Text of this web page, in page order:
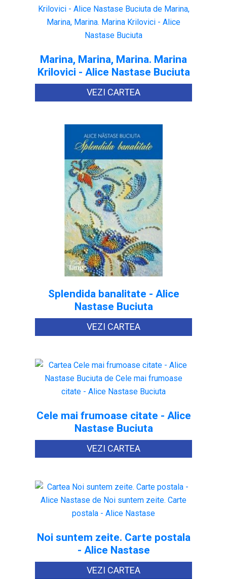
Marina, Marina, Marina. Marina
Krilovici - Alice Nastase Buciuta
VEZI CARTEA
Splendida banalitate - Alice
Nastase Buciuta
VEZI CARTEA
Cele mai frumoase citate - Alice
Nastase Buciuta
VEZI CARTEA
Noi suntem zeite. Carte postala
- Alice Nastase
VEZI CARTEA